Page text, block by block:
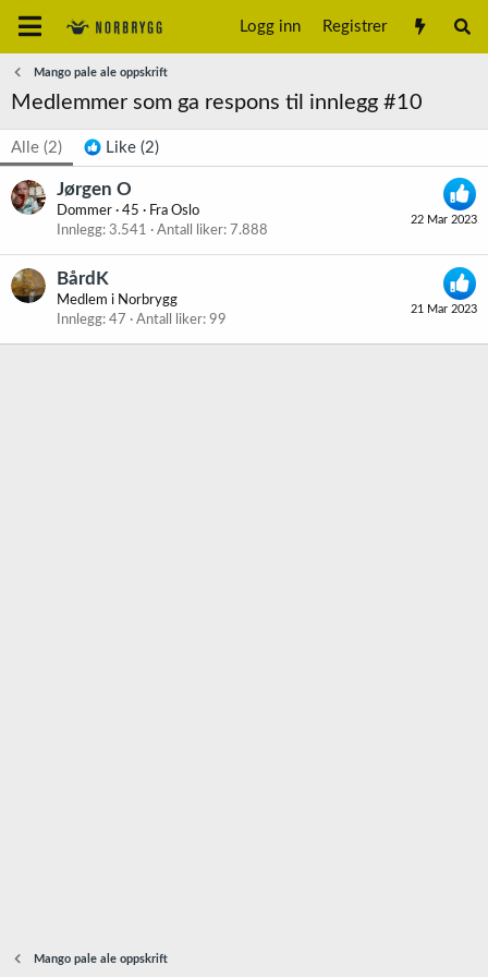
Logg inn Registrer
Mango pale ale oppskrift
Medlemmer som ga respons til innlegg #10
Alle (2) Like (2)
22 Mar 2023
Jørgen O
Dommer · 45 · Fra Oslo
Innlegg 3.541 Antall liker 7.888
21 Mar 2023
BårdK
Medlem i Norbrygg
Innlegg 47 Antall liker 99
Mango pale ale oppskrift